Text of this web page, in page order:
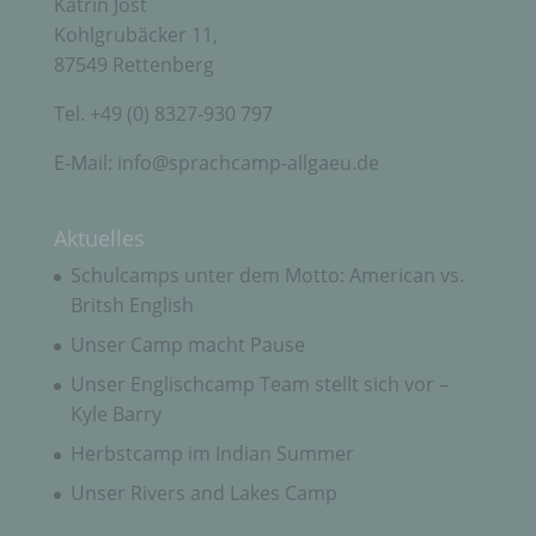
Kohlgrubäcker 11,
87549 Rettenberg
Tel. +49 (0) 8327-930 797
E-Mail: info@sprachcamp-allgaeu.de
Aktuelles
Schulcamps unter dem Motto: American vs.
Britsh English
Unser Camp macht Pause
Unser Englischcamp Team stellt sich vor –
Kyle Barry
Herbstcamp im Indian Summer
Unser Rivers and Lakes Camp
Auftragsverarbeiter ist eine natürliche oder
juristische Person, Behörde, Einrichtung oder
Auftrag des Verantwortlichen verarbeitet.
Empfänger ist eine natürliche oder juristische
Person, Behörde, Einrichtung oder andere Stelle,
der personenbezogene Daten offengelegt werden,
Dritten handelt oder nicht. Behörden, die im
Rahmen eines bestimmten Untersuchungsauftrags
nach dem Unionsrecht oder dem Recht der
Mitgliedstaaten möglicherweise
nicht als Empfänger.